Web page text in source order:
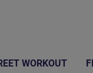
WORKOUT